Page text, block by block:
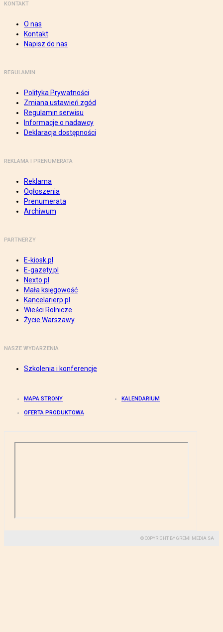
KONTAKT
O nas
Kontakt
Napisz do nas
REGULAMIN
Polityka Prywatności
Zmiana ustawień zgód
Regulamin serwisu
Informacje o nadawcy
Deklaracja dostępności
REKLAMA I PRENUMERATA
Reklama
Ogłoszenia
Prenumerata
Archiwum
PARTNERZY
E-kiosk.pl
E-gazety.pl
Nexto.pl
Mała księgowość
Kancelarierp.pl
Wieści Rolnicze
Życie Warszawy
NASZE WYDARZENIA
Szkolenia i konferencje
MAPA STRONY KALENDARIUM
OFERTA PRODUKTOWA
© COPYRIGHT BY GREMI MEDIA SA